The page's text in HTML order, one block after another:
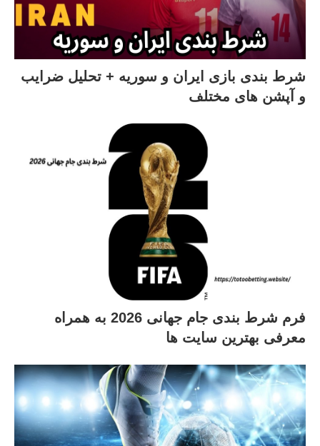
شرط بندی بازی ایران و سوریه + تحلیل ضرایب
و آپشن های مختلف
فرم شرط بندی جام جهانی 2026 به همراه
معرفی بهترین سایت ها